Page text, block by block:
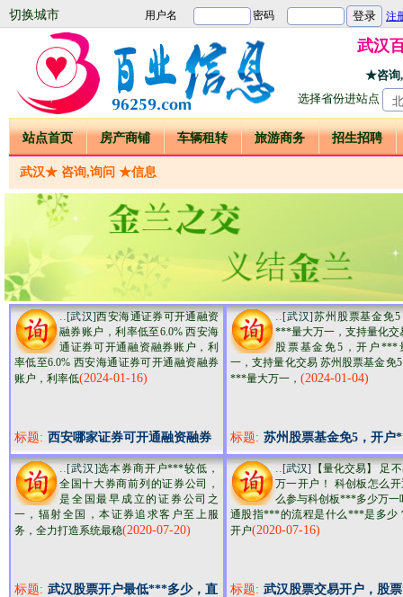
切换城市
武汉
★咨询
选择省份进站点
站点首页 房产商铺 车辆租转 旅游商务 招生招聘
武汉★ 咨询,询问 ★信息
..[武汉]西安海通证券可开通融资
融券账户，利率低至6.0% 西安海
通证券可开通融资融券账户，利
率低至6.0% 西安海通证券可开通融资融券
账户，利率低(2024-01-16)
标题: 西安哪家证券可开通融资融券
账户，利率低至6
..[武汉]苏州股票基金免5
***量大万一，支持量化交
股票基金免5，开户***
一，支持量化交易 苏州股票基金免
***量大万一， (2024-01-04)
标题: 苏州股票基金免5，开户
大万一，支持量化交易
..[武汉]选本券商开户***较低，
全国十大券商前列的证券公司，
是全国最早成立的证券公司之
一，辐射全国，本证券追求客户至上服
务，全力打造系统最稳(2020-07-20)
标题: 武汉股票开户最低***多少，直
..[武汉]
【量化交易】 足
万一开户！ 科创板怎么
么参与科创板***多少万一
通股指***的流程是什么***是多少
开户(2020-07-16)
标题: 武汉股票交易开户，股